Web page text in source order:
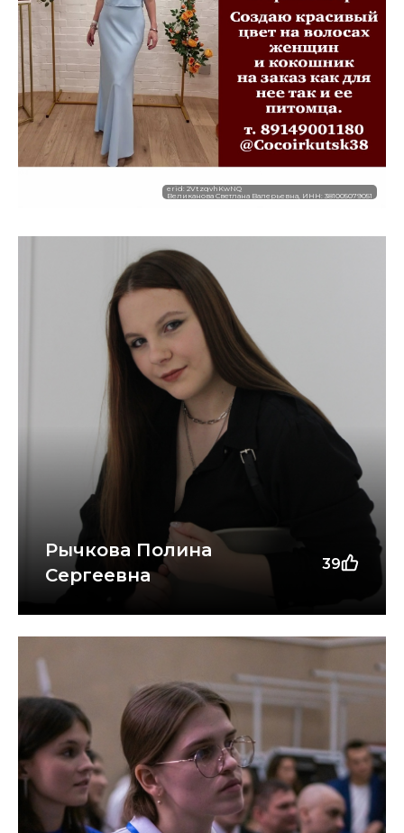
erid: 2VtzqvhKwNQ
Великанова Светлана Валерьевна, ИНН: 381005079051
Рычкова Полина
Сергеевна
39